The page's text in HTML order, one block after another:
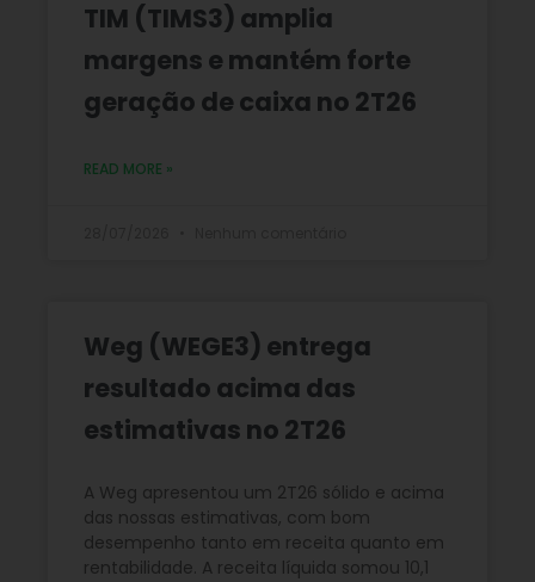
TIM (TIMS3) amplia
margens e mantém forte
geração de caixa no 2T26
READ MORE »
Weg (WEGE3) entrega
resultado acima das
estimativas no 2T26
A Weg apresentou um 2T26 sólido e acima
das nossas estimativas, com bom
desempenho tanto em receita quanto em
rentabilidade. A receita líquida somou 10,1